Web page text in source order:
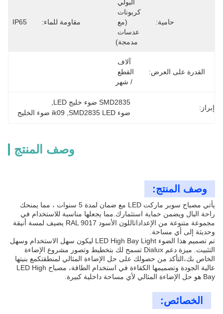
حامية:
مدمجة)
مقاومة للماء: IP65
القدرة على العرض:
/ شهر
إبراز:
SMD2835 ضوء خليج LED
ضوء SMD2835 LED
ik09 ضوء الخليج
وصف المنتج
وصف المنتج:
يأتي مصباح سوبر ماركت LED مع ضمان لمدة 5 سنوات ، مما يمنحك
راحة البال ويضمن حماية استثمارك.مما يجعلها مناسبة للاستخدام في
مجموعة متنوعة من الإعداداتاللون الأسود RAL 9017 يضيف لمسة أنيقة
وحديثة إلى أي مساحة.
تم تصميم هذا الضوء LED High Bay Light ليكون سهل الاستخدام وسهل
التثبيت. ميزة دعم Dialux تسمح لك بتخطيط وتصور مشروع الإضاءة
الخاص بك،التأكد من حصولك على حل الإضاءة المثالي لمنطقتكمع بنيتها
عالية الجودة وتصميمها الكفاءة في استخدام الطاقة، مصباح LED High
Bay هو حل الإضاءة المثالي لأي مساحة داخلية كبيرة.
الخصائص: